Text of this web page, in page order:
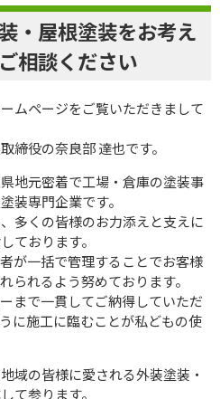
・屋根塗装をお考え
相談ください
ムページをご覧いただきまして
締役の奈良部 達也です。
地元密着で工場・倉庫の塗装事
装専門企業です。
多くの皆様のお力添えと支えに
ております。
が一括で管理することでお客様
られるよう努めております。
まで一貫してご納得していただ
に施工に臨むことが私どもの使
域の皆様に愛される外装塗装・
て参ります。